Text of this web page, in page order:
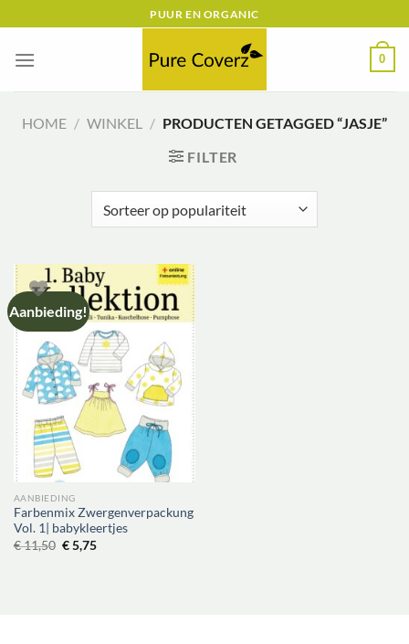
naar
inhoud
PUUR EN ORGANIC
0
HOME / WINKEL / PRODUCTEN GETAGGED “JASJE”
FILTER
Aanbieding!
AANBIEDING
Farbenmix Zwergenverpackung
Vol. 1| babykleertjes
€11,50 Oorspronkelijke
prijs
€5,75Huidige